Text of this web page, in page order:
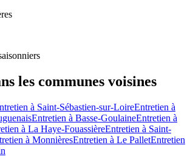
les communes voisines
à Saint-Sébastien-sur-LoireEntretien à
Entretien à Basse-GoulaineEntretien à
à La Haye-FouassièreEntretien à Saint-
à MonnièresEntretien à Le PalletEntretien